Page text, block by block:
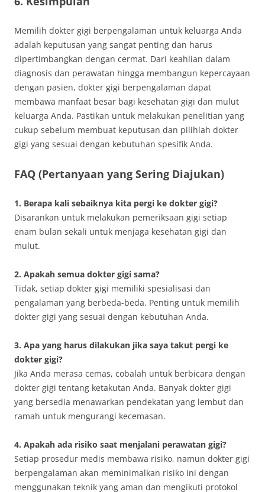
Memilih dokter gigi berpengalaman untuk keluarga Anda
adalah keputusan yang sangat penting dan harus
dipertimbangkan dengan cermat. Dari keahlian dalam
diagnosis dan perawatan hingga membangun kepercayaan
dengan pasien, dokter gigi berpengalaman dapat
membawa manfaat besar bagi kesehatan gigi dan mulut
keluarga Anda. Pastikan untuk melakukan penelitian yang
cukup sebelum membuat keputusan dan pilihlah dokter
gigi yang sesuai dengan kebutuhan spesifik Anda.
FAQ (Pertanyaan yang Sering Diajukan)
1. Berapa kali sebaiknya kita pergi ke dokter gigi?
Disarankan untuk melakukan pemeriksaan gigi setiap
enam bulan sekali untuk menjaga kesehatan gigi dan
mulut.
2. Apakah semua dokter gigi sama?
Tidak, setiap dokter gigi memiliki spesialisasi dan
pengalaman yang berbeda-beda. Penting untuk memilih
dokter gigi yang sesuai dengan kebutuhan Anda.
3. Apa yang harus dilakukan jika saya takut pergi ke
dokter gigi?
Jika Anda merasa cemas, cobalah untuk berbicara dengan
dokter gigi tentang ketakutan Anda. Banyak dokter gigi
yang bersedia menawarkan pendekatan yang lembut dan
ramah untuk mengurangi kecemasan.
4. Apakah ada risiko saat menjalani perawatan gigi?
Setiap prosedur medis membawa risiko, namun dokter gigi
berpengalaman akan meminimalkan risiko ini dengan
menggunakan teknik yang aman dan mengikuti protokol